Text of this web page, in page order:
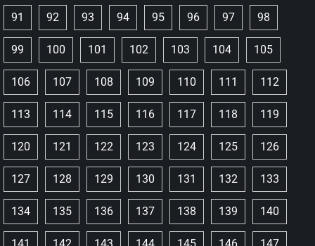
91 92 93 94 95 96 97 98
99 100 101 102 103 104 105
106 107 108 109 110 111 112
113 114 115 116 117 118 119
120 121 122 123 124 125 126
127 128 129 130 131 132 133
134 135 136 137 138 139 140